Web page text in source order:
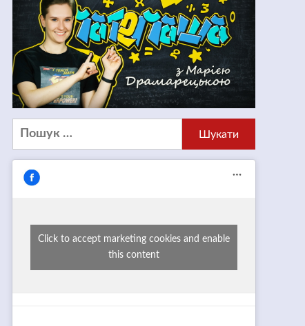
Пошук:
Click to accept marketing cookies and enable
this content